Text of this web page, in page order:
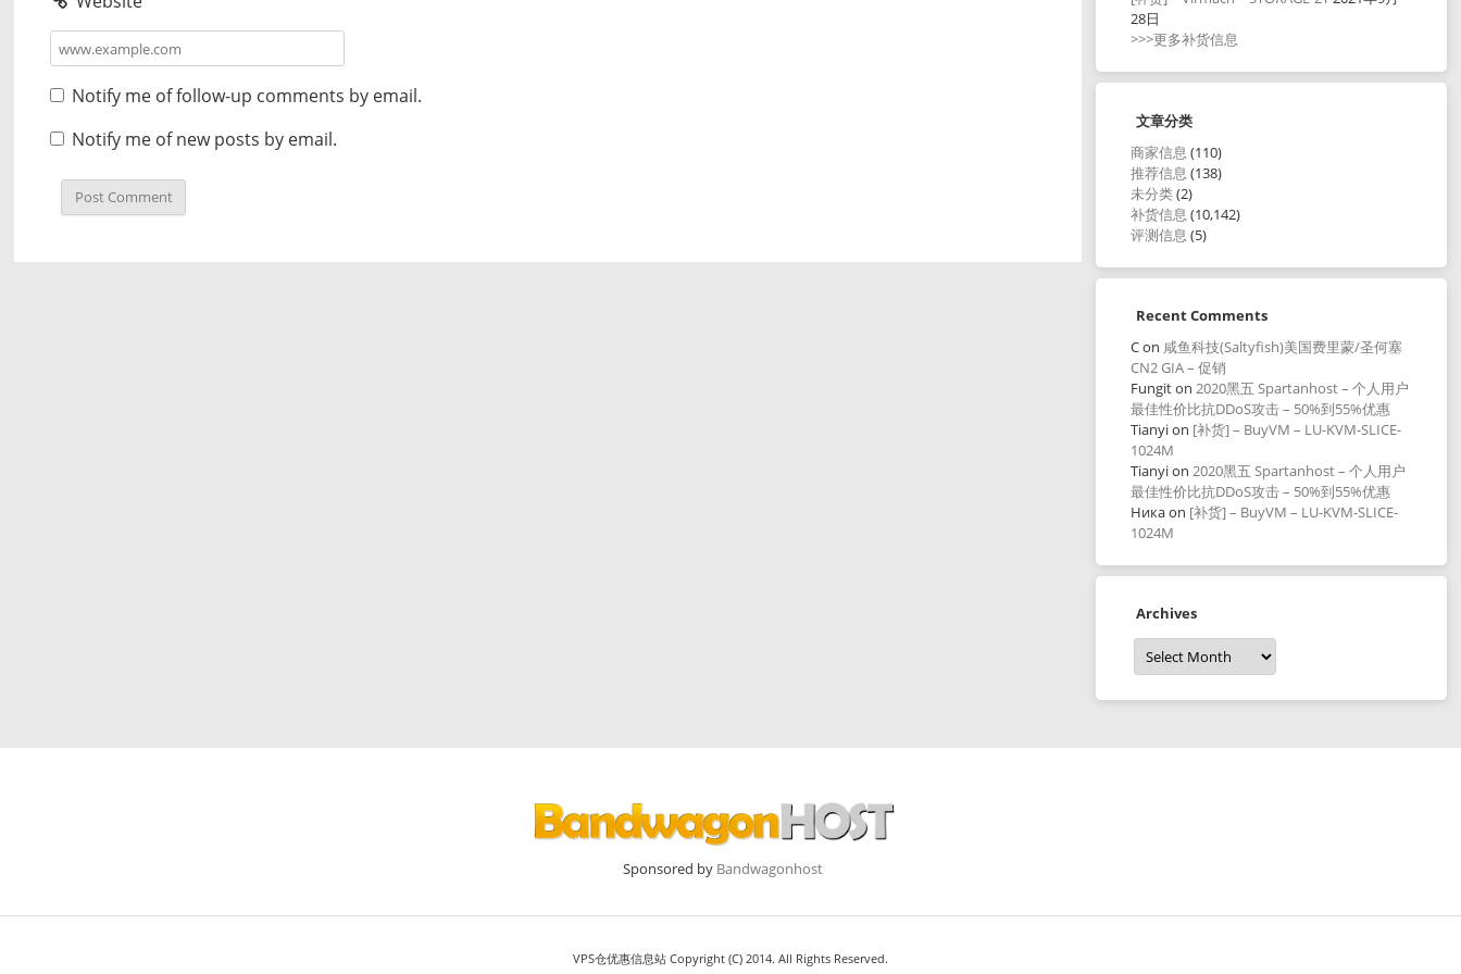
Notify me of follow-up comments by email.
Notify me of new posts by email.
28日
>>>更多补货信息
文章分类
商家信息 (110)
推荐信息 (138)
未分类(2)
补货信息 (10,142)
评测信息 (5)
Recent Comments
Con 咸鱼科技(Saltyfish)美国费里蒙/圣何塞
CN2 GIA – 促销
Fungiton2020黑五 Spartanhost – 个人用户
最佳性价比抗DDoS攻击 – 50%到55%优惠
Tianyion [补货] – BuyVM – LU-KVM-SLICE-
1024M
Tianyion2020黑五 Spartanhost – 个人用户
最佳性价比抗DDoS攻击 – 50%到55%优惠
Никаon [补货] – BuyVM – LU-KVM-SLICE-
1024M
Archives
Archives
Sponsored by Bandwagonhost
VPS仓优惠信息站 Copyright (C) 2014. All Rights Reserved.